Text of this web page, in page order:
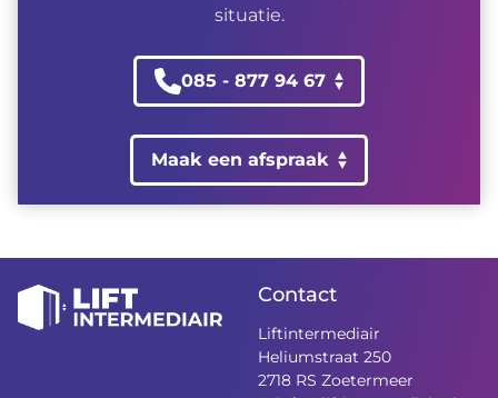
situatie.
085 - 877 94 67
Maak een afspraak
Contact
Liftintermediair
Heliumstraat 250
2718 RS Zoetermeer